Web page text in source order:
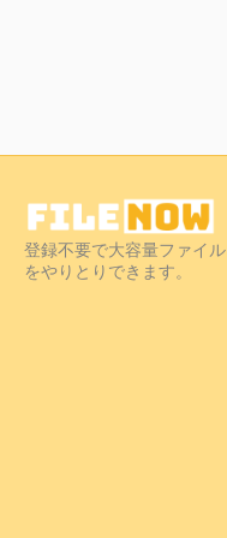
登録不要で大容量ファイル
をやりとりできます。